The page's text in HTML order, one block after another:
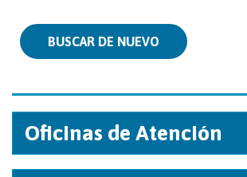
BUSCAR DE NUEVO
Oficinas de Atención